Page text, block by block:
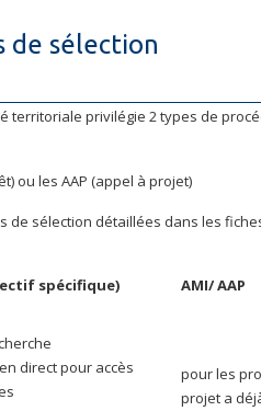
de sélection
territoriale privilégie 2 types de
ou les AAP (appel à projet)
sélection détaillées dans les
spécifique) AMI/ AAP
direct pour accès
pour les
projet a